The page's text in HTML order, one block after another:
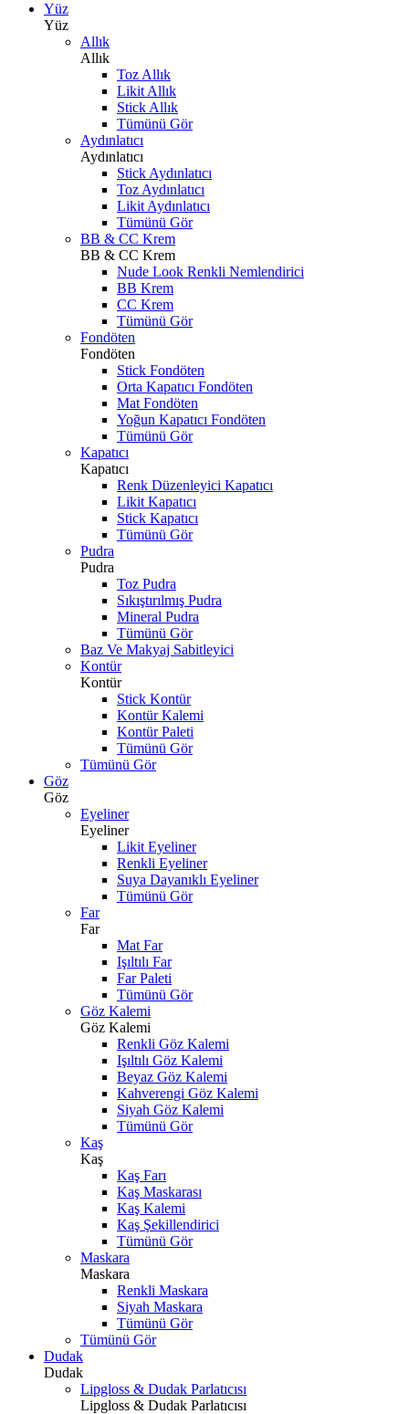
Yüz
Yüz
Allık
Allık
Toz Allık
Likit Allık
Stick Allık
Tümünü Gör
Aydınlatıcı
Aydınlatıcı
Stick Aydınlatıcı
Toz Aydınlatıcı
Likit Aydınlatıcı
Tümünü Gör
BB & CC Krem
BB & CC Krem
Nude Look Renkli Nemlendirici
BB Krem
CC Krem
Tümünü Gör
Fondöten
Fondöten
Stick Fondöten
Orta Kapatıcı Fondöten
Mat Fondöten
Yoğun Kapatıcı Fondöten
Tümünü Gör
Kapatıcı
Kapatıcı
Renk Düzenleyici Kapatıcı
Likit Kapatıcı
Stick Kapatıcı
Tümünü Gör
Pudra
Pudra
Toz Pudra
Sıkıştırılmış Pudra
Mineral Pudra
Tümünü Gör
Baz Ve Makyaj Sabitleyici
Kontür
Kontür
Stick Kontür
Kontür Kalemi
Kontür Paleti
Tümünü Gör
Tümünü Gör
Göz
Göz
Eyeliner
Eyeliner
Likit Eyeliner
Renkli Eyeliner
Suya Dayanıklı Eyeliner
Tümünü Gör
Far
Far
Mat Far
Işıltılı Far
Far Paleti
Tümünü Gör
Göz Kalemi
Göz Kalemi
Renkli Göz Kalemi
Işıltılı Göz Kalemi
Beyaz Göz Kalemi
Kahverengi Göz Kalemi
Siyah Göz Kalemi
Tümünü Gör
Kaş
Kaş
Kaş Farı
Kaş Maskarası
Kaş Kalemi
Kaş Şekillendirici
Tümünü Gör
Maskara
Maskara
Renkli Maskara
Siyah Maskara
Tümünü Gör
Tümünü Gör
Dudak
Dudak
Lipgloss & Dudak Parlatıcısı
Lipgloss & Dudak Parlatıcısı